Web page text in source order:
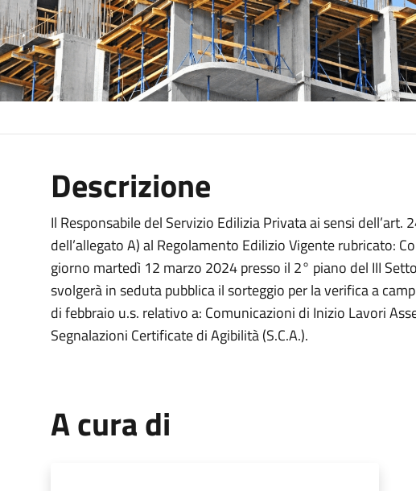
Descrizione
Il Responsabile del Servizio Edilizia Privata ai sensi dell’art.
dell’allegato A) al Regolamento Edilizio Vigente rubricato:
giorno martedì 12 marzo 2024 presso il 2° piano del III
svolgerà in seduta pubblica il sorteggio per la verifica a
di febbraio u.s. relativo a: Comunicazioni di Inizio Lavori
Segnalazioni Certificate di Agibilità (S.C.A.).
A cura di